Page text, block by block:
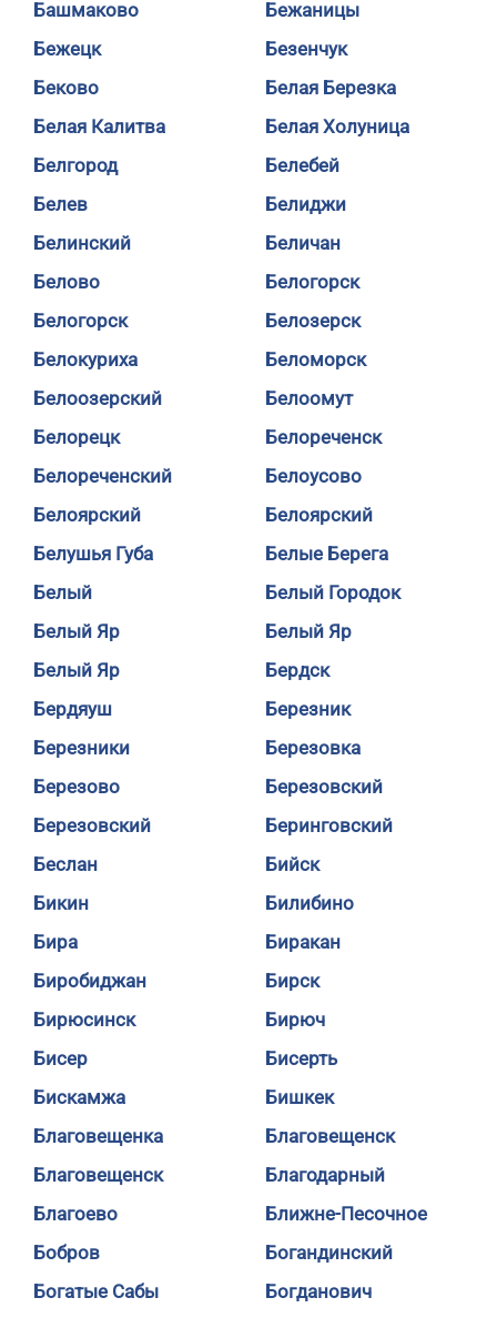
Башмаково
Бежаницы
Бежецк
Безенчук
Беково
Белая Березка
Белая Калитва
Белая Холуница
Белгород
Белебей
Белев
Белиджи
Белинский
Беличан
Белово
Белогорск
Белогорск
Белозерск
Белокуриха
Беломорск
Белоозерский
Белоомут
Белорецк
Белореченск
Белореченский
Белоусово
Белоярский
Белоярский
Белушья Губа
Белые Берега
Белый
Белый Городок
Белый Яр
Белый Яр
Белый Яр
Бердск
Бердяуш
Березник
Березники
Березовка
Березово
Березовский
Березовский
Беринговский
Беслан
Бийск
Бикин
Билибино
Бира
Биракан
Биробиджан
Бирск
Бирюсинск
Бирюч
Бисер
Бисерть
Бискамжа
Бишкек
Благовещенка
Благовещенск
Благовещенск
Благодарный
Благоево
Ближне-Песочное
Бобров
Богандинский
Богатые Сабы
Богданович